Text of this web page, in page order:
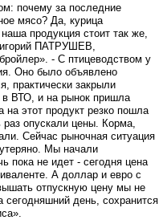
почему за последние
мясо? Да, курица
продукция стоит так же,
ПАТРУШЕВ,
- С птицеводством у
Оно было объявлено
практически закрыли
в ВТО, и на рынок пришла
на этот продукт резко пошла
опускали цены. Корма,
Сейчас рыночная ситуация
Мы начали
пока не идет - сегодня цена
А доллар и евро с
отпускную цену мы не
сегодняшний день, сохранится